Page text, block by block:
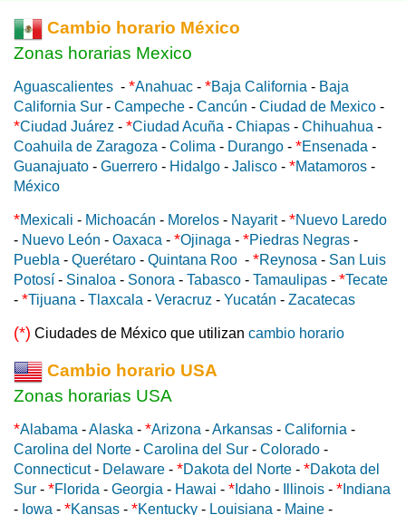
Cambio horario México
Zonas horarias Mexico
Aguascalientes - *Anahuac - *Baja California - Baja
California Sur - Campeche - Cancún - Ciudad de Mexico -
*Ciudad Juárez - *Ciudad Acuña - Chiapas - Chihuahua -
Coahuila de Zaragoza - Colima - Durango - *Ensenada -
Guanajuato - Guerrero - Hidalgo - Jalisco - *Matamoros -
México
*Mexicali - Michoacán - Morelos - Nayarit- *Nuevo Laredo
- Nuevo León - Oaxaca - *Ojinaga - *Piedras Negras -
Puebla - Querétaro - Quintana Roo - *Reynosa - San Luis
Potosí - Sinaloa - Sonora - Tabasco - Tamaulipas - *Tecate
- *Tijuana - Tlaxcala - Veracruz - Yucatán - Zacatecas
(*) Ciudades de México que utilizan cambio horario
Cambio horario USA
Zonas horarias USA
*Alabama -Alaska - *Arizona -Arkansas - California -
Carolina del Norte - Carolina del Sur - Colorado -
Connecticut- Delaware - *Dakota del Norte - *Dakota del
Sur - *Florida - Georgia - Hawai - * Idaho - Illinois - * Indiana
- Iowa - *Kansas - *Kentucky - Louisiana - Maine -